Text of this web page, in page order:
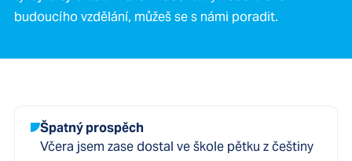
budoucího vzdělání, můžeš se s námi poradit.
Špatný prospěch
Včera jsem zase dostal ve škole pětku z češtiny
Kontakt